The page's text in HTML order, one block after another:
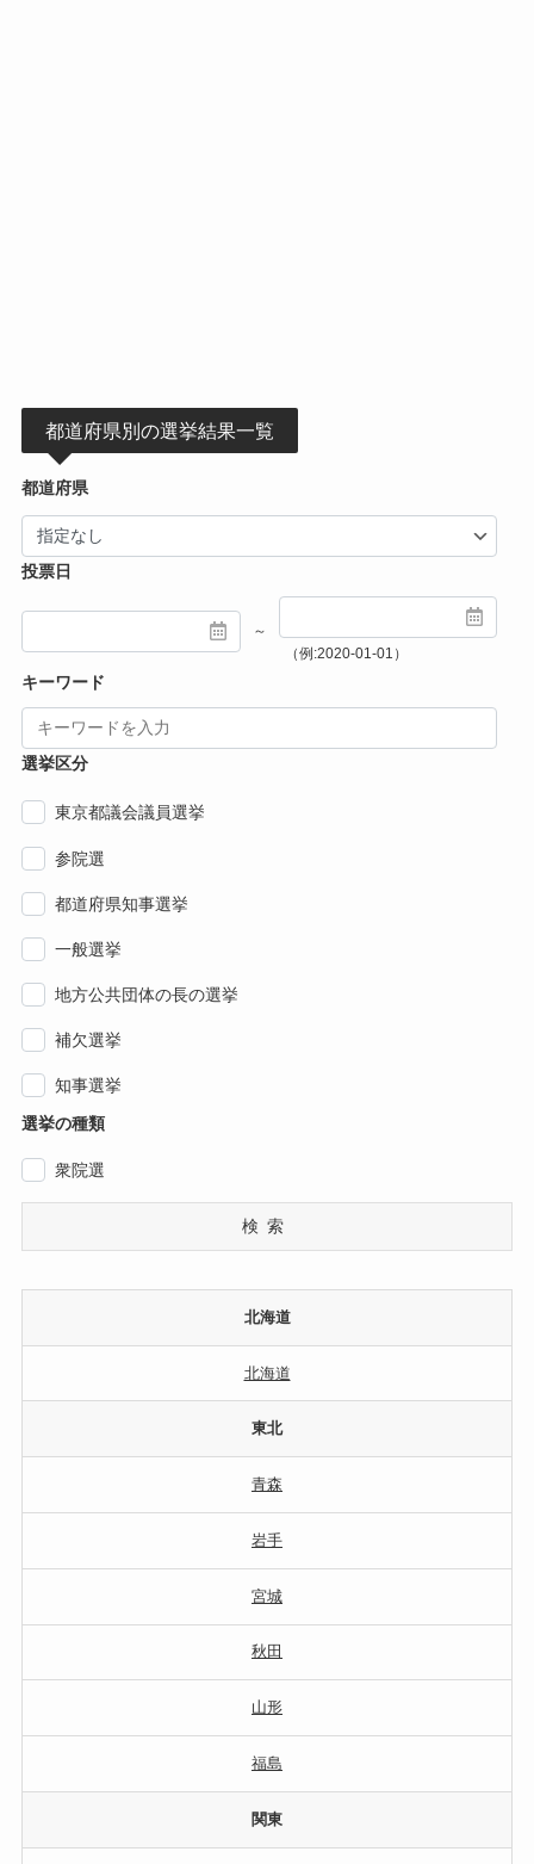
都道府県別の選挙結果一覧
都道府県
投票日
～
（例:2020-01-01）
キーワード
選挙区分
東京都議会議員選挙
参院選
都道府県知事選挙
一般選挙
地方公共団体の長の選挙
補欠選挙
知事選挙
選挙の種類
衆院選
検索
北海道
北海道
東北
青森
岩手
宮城
秋田
山形
福島
関東